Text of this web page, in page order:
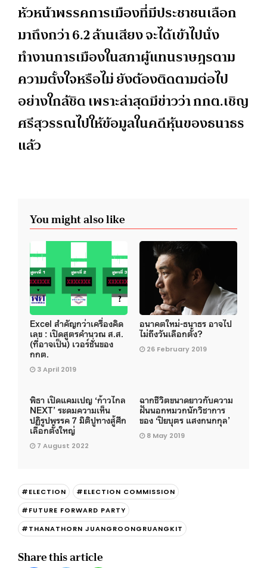
หัวหน้าพรรคการเมืองที่มีประชาชนเลือก
มาถึงกว่า 6.2 ล้านเสียง จะได้เข้าไปนั่ง
ทำงานการเมืองในสภาผู้แทนราษฎรตาม
ความตั้งใจหรือไม่ ยังต้องติดตามต่อไป
อย่างใกล้ชิด เพราะล่าสุดมีข่าวว่า กกต.เชิญ
ศรีสุวรรณไปให้ข้อมูลในคดีหุ้นของธนาธร
แล้ว
You might also like
Excel สำคัญกว่าเครื่องคิด
เลข : เปิดสูตรคำนวณ ส.ส.
(ที่อาจเป็น) เวอร์ชั่นของ
กกต.
3 April 2019
อนาคตใหม่-ธนาธร อาจไป
ไม่ถึงวันเลือกตั้ง?
26 February 2019
พิธา เปิดแคมเปญ ‘ก้าวไกล
NEXT’ ระดมความเห็น
ปฏิรูปพรรค 7 มิติปูทางสู้ศึก
เลือกตั้งใหญ่
7 August 2022
ฉากชีวิตขนาดยาวกับความ
ฝันนอกหมวกนักวิชาการ
ของ ‘ปิยบุตร แสงกนกกุล’
8 May 2019
#ELECTION
#ELECTION COMMISSION
#FUTURE FORWARD PARTY
#THANATHORN JUANGROONGRUANGKIT
Share this article